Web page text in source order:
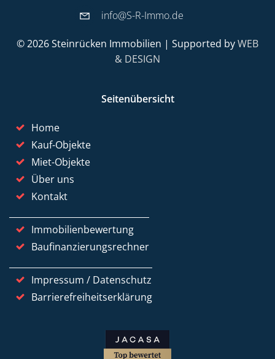
info@S-R-Immo.de
© 2026 Steinrücken Immobilien | Supported byWEB
& DESIGN
Seitenübersicht
Home
Kauf-Objekte
Miet-Objekte
Über uns
Kontakt
Immobilienbewertung
Baufinanzierungsrechner
Impressum / Datenschutz
Barrierefreiheitserklärung